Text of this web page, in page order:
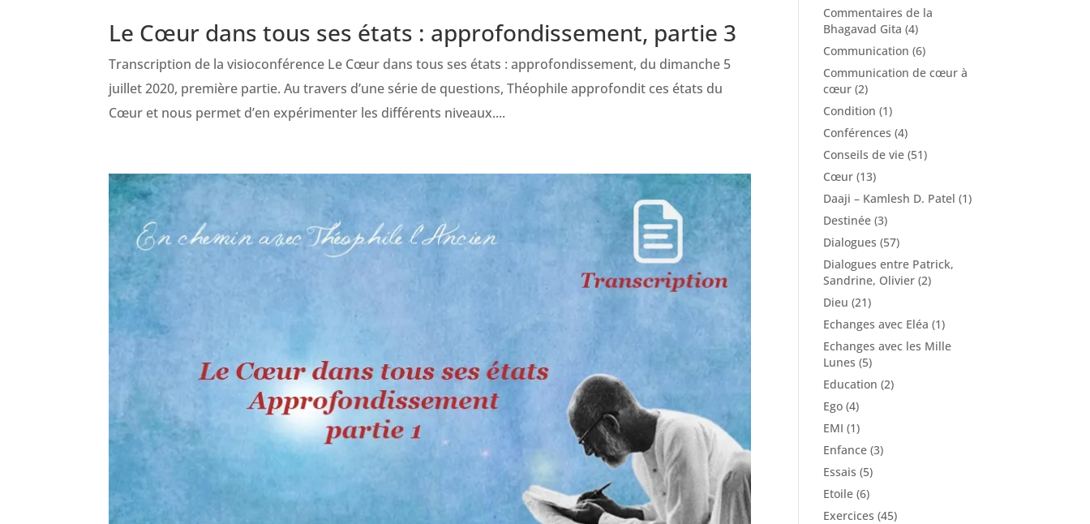
Le Cœur dans tous ses états : approfondissement, partie 3
Transcription de la visioconférence Le Cœur dans tous ses états : approfondissement, du dimanche 5
juillet 2020, première partie. Au travers d’une série de questions, Théophile approfondit ces états du
Cœur et nous permet d’en expérimenter les différents niveaux....
Commentaires de la
Bhagavad Gita (4)
Communication (6)
Communication de cœur à
cœur (2)
Condition (1)
Conférences (4)
Conseils de vie (51)
Cœur (13)
Daaji – Kamlesh D. Patel (1)
Destinée (3)
Dialogues (57)
Dialogues entre Patrick,
Sandrine, Olivier (2)
Dieu (21)
Echanges avec Eléa (1)
Echanges avec les Mille
Lunes (5)
Education (2)
Ego (4)
EMI (1)
Enfance (3)
Essais (5)
Etoile (6)
Exercices (45)